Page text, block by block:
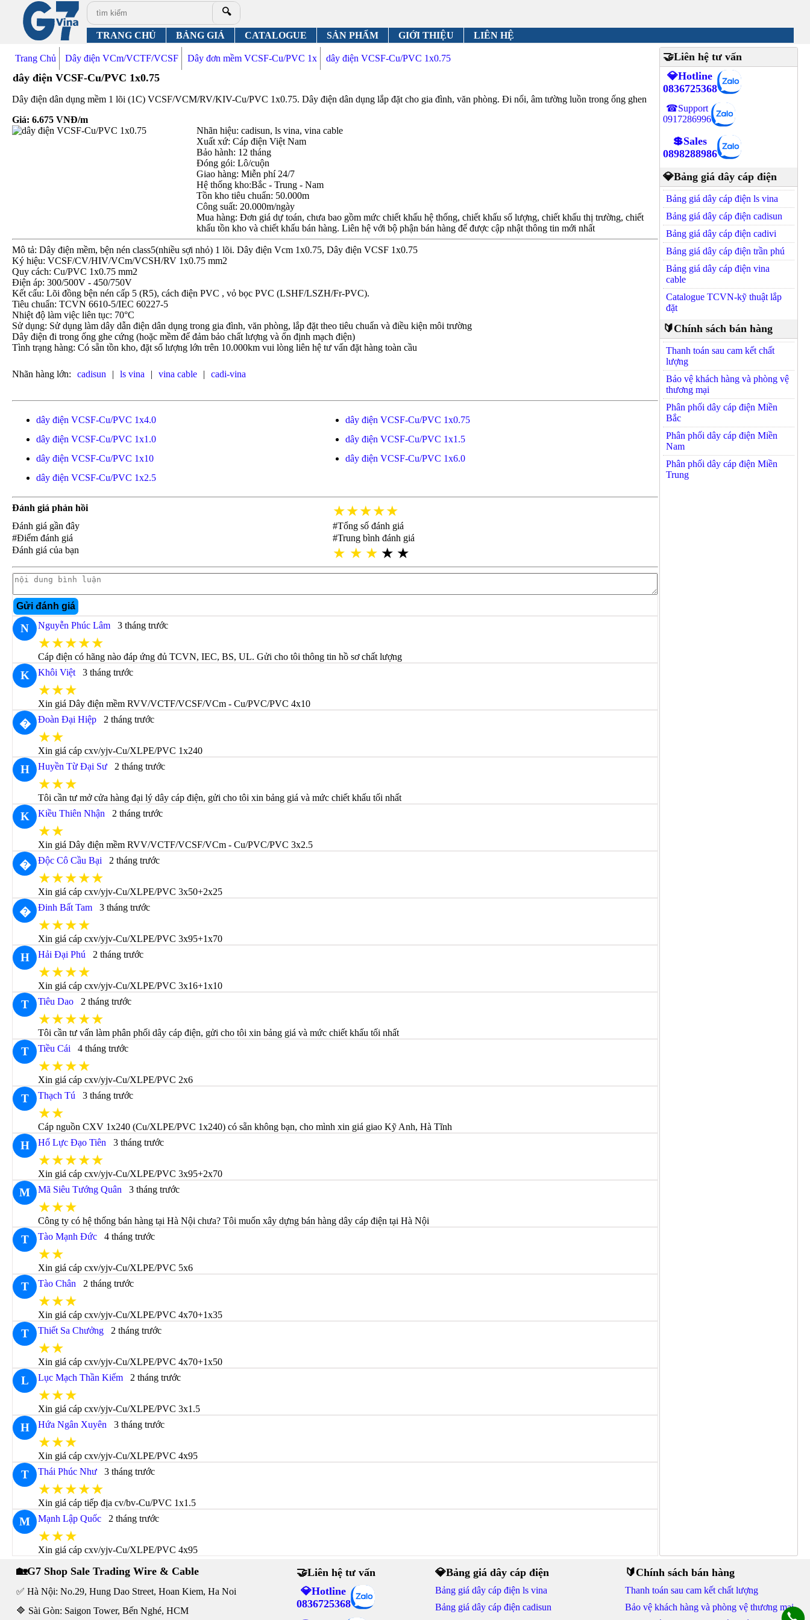
🔍
TRANG CHỦ BẢNG GIÁ CATALOGUE SẢN PHẨM GIỚI THIỆU LIÊN HỆ
Trang Chủ Dây điện VCm/VCTF/VCSF Dây đơn mềm VCSF-Cu/PVC 1x dây điện VCSF-Cu/PVC 1x0.75
dây điện VCSF-Cu/PVC 1x0.75
Dây điện dân dụng mềm 1 lõi (1C) VCSF/VCM/RV/KIV-Cu/PVC 1x0.75. Dây điện dân dụng lắp đặt cho gia đình, văn phòng. Đi nổi, âm tường luồn trong ống ghen
Giá:6.675 VNĐ/m
Nhãn hiệu: cadisun, ls vina, vina cable
Xuất xứ: Cáp điện Việt Nam
Bảo hành: 12 tháng
Đóng gói: Lô/cuộn
Giao hàng: Miễn phí 24/7
Hệ thống kho:Bắc - Trung - Nam
Tồn kho tiêu chuẩn: 50.000m
Công suất: 20.000m/ngày
Mua hàng: Đơn giá dự toán, chưa bao gồm mức chiết khấu hệ thống, chiết khấu số lượng, chiết khấu thị trường, chiết
khấu tồn kho và chiết khấu bán hàng. Liên hệ với bộ phận bán hàng để được cập nhật thông tin mới nhất
Mô tả: Dây điện mềm, bện nén class5(nhiều sợi nhỏ) 1 lõi. Dây điện Vcm 1x0.75, Dây điện VCSF 1x0.75
Ký hiệu: VCSF/CV/HIV/VCm/VCSH/RV 1x0.75 mm2
Quy cách: Cu/PVC 1x0.75 mm2
Điện áp: 300/500V - 450/750V
Kết cấu: Lõi đồng bện nén cấp 5 (R5), cách điện PVC , vỏ bọc PVC (LSHF/LSZH/Fr-PVC).
Tiêu chuẩn: TCVN 6610-5/IEC 60227-5
Nhiệt độ làm việc liên tục: 70°C
Sử dụng: Sử dụng làm dây dẫn điện dân dụng trong gia đình, văn phòng, lắp đặt theo tiêu chuẩn và điều kiện môi trường
Dây điện đi trong ống ghe cứng (hoặc mềm để đảm bảo chất lượng và ổn định mạch điện)
Tình trạng hàng: Có sẵn tồn kho, đặt số lượng lớn trên 10.000km vui lòng liên hệ tư vấn đặt hàng toàn cầu
Nhãn hàng lớn: cadisun | ls vina | vina cable | cadi-vina
dây điện VCSF-Cu/PVC 1x4.0
dây điện VCSF-Cu/PVC 1x0.75
dây điện VCSF-Cu/PVC 1x1.0
dây điện VCSF-Cu/PVC 1x1.5
dây điện VCSF-Cu/PVC 1x10
dây điện VCSF-Cu/PVC 1x6.0
dây điện VCSF-Cu/PVC 1x2.5
Đánh giá phản hồi ★★★★★
Đánh giá gần đây
#Tổng số đánh giá
#Điểm đánh giá
#Trung bình đánh giá
Đánh giá của bạn
★ ★ ★ ★ ★
Gửi đánh giá
N Nguyễn Phúc Lâm 3 tháng trước
★★★★★
Cáp điện có hãng nào đáp ứng đủ TCVN, IEC, BS, UL. Gửi cho tôi thông tin hồ sơ chất lượng
K Khôi Việt 3 tháng trước
★★★
Xin giá Dây điện mềm RVV/VCTF/VCSF/VCm - Cu/PVC/PVC 4x10
� Đoàn Đại Hiệp 2 tháng trước
★★
Xin giá cáp cxv/yjv-Cu/XLPE/PVC 1x240
H Huyền Từ Đại Sư 2 tháng trước
★★★
Tôi cần tư mở cửa hàng đại lý dây cáp điện, gửi cho tôi xin bảng giá và mức chiết khấu tối nhất
K Kiều Thiên Nhận 2 tháng trước
★★
Xin giá Dây điện mềm RVV/VCTF/VCSF/VCm - Cu/PVC/PVC 3x2.5
� Độc Cô Cầu Bại 2 tháng trước
★★★★★
Xin giá cáp cxv/yjv-Cu/XLPE/PVC 3x50+2x25
� Đinh Bất Tam 3 tháng trước
★★★★
Xin giá cáp cxv/yjv-Cu/XLPE/PVC 3x95+1x70
H Hải Đại Phú 2 tháng trước
★★★★
Xin giá cáp cxv/yjv-Cu/XLPE/PVC 3x16+1x10
T Tiêu Dao 2 tháng trước
★★★★★
Tôi cần tư vấn làm phân phối dây cáp điện, gửi cho tôi xin bảng giá và mức chiết khấu tối nhất
T Tiều Cái 4 tháng trước
★★★★
Xin giá cáp cxv/yjv-Cu/XLPE/PVC 2x6
T Thạch Tú 3 tháng trước
★★
Cáp nguồn CXV 1x240 (Cu/XLPE/PVC 1x240) có sẵn không bạn, cho mình xin giá giao Kỹ Anh, Hà Tĩnh
H Hổ Lực Đạo Tiên 3 tháng trước
★★★★★
Xin giá cáp cxv/yjv-Cu/XLPE/PVC 3x95+2x70
M Mã Siêu Tướng Quân 3 tháng trước
★★★
Công ty có hệ thống bán hàng tại Hà Nội chưa? Tôi muốn xây dựng bán hàng dây cáp điện tại Hà Nội
T Tào Mạnh Đức 4 tháng trước
★★
Xin giá cáp cxv/yjv-Cu/XLPE/PVC 5x6
T Tào Chân 2 tháng trước
★★★
Xin giá cáp cxv/yjv-Cu/XLPE/PVC 4x70+1x35
T Thiết Sa Chưởng 2 tháng trước
★★
Xin giá cáp cxv/yjv-Cu/XLPE/PVC 4x70+1x50
L Lục Mạch Thần Kiếm 2 tháng trước
★★★
Xin giá cáp cxv/yjv-Cu/XLPE/PVC 3x1.5
H Hứa Ngân Xuyên 3 tháng trước
★★★
Xin giá cáp cxv/yjv-Cu/XLPE/PVC 4x95
T Thái Phúc Như 3 tháng trước
★★★★★
Xin giá cáp tiếp địa cv/bv-Cu/PVC 1x1.5
M Mạnh Lập Quốc 2 tháng trước
★★★
Xin giá cáp cxv/yjv-Cu/XLPE/PVC 4x95
🤝Liên hệ tư vấn
💎Hotline
0836725368
☎Support
0917286996
💲Sales
0898288986
💎Bảng giá dây cáp điện
Bảng giá dây cáp điện ls vina
Bảng giá dây cáp điện cadisun
Bảng giá dây cáp điện cadivi
Bảng giá dây cáp điện trần phú
Bảng giá dây cáp điện vina
cable
Catalogue TCVN-kỹ thuật lắp
đặt
🔰Chính sách bán hàng
Thanh toán sau cam kết chất
lượng
Bảo vệ khách hàng và phòng vệ
thương mại
Phân phối dây cáp điện Miền
Bắc
Phân phối dây cáp điện Miền
Nam
Phân phối dây cáp điện Miền
Trung
🏡G7 Shop Sale Trading Wire & Cable
✅ Hà Nội: No.29, Hung Dao Street, Hoan Kiem, Ha Noi
🔷 Sài Gòn: Saigon Tower, Bến Nghé, HCM
🤝Liên hệ tư vấn
💎Hotline
0836725368
💎Bảng giá dây cáp điện
Bảng giá dây cáp điện ls vina
Bảng giá dây cáp điện cadisun
🔰Chính sách bán hàng
Thanh toán sau cam kết chất lượng
Bảo vệ khách hàng và phòng vệ thương mại